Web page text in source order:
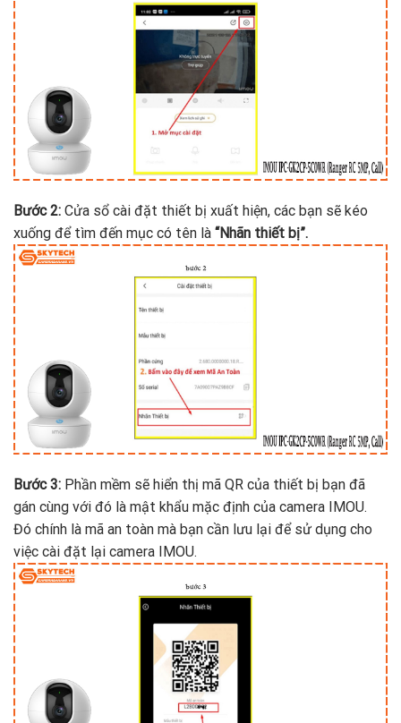
Bước 2: Cửa sổ cài đặt thiết bị xuất hiện, các bạn sẽ kéo
xuống để tìm đến mục có tên là “Nhãn thiết bị”.
Bước 3: Phần mềm sẽ hiển thị mã QR của thiết bị bạn đã
gán cùng với đó là mật khẩu mặc định của camera IMOU.
Đó chính là mã an toàn mà bạn cần lưu lại để sử dụng cho
việc cài đặt lại camera IMOU.